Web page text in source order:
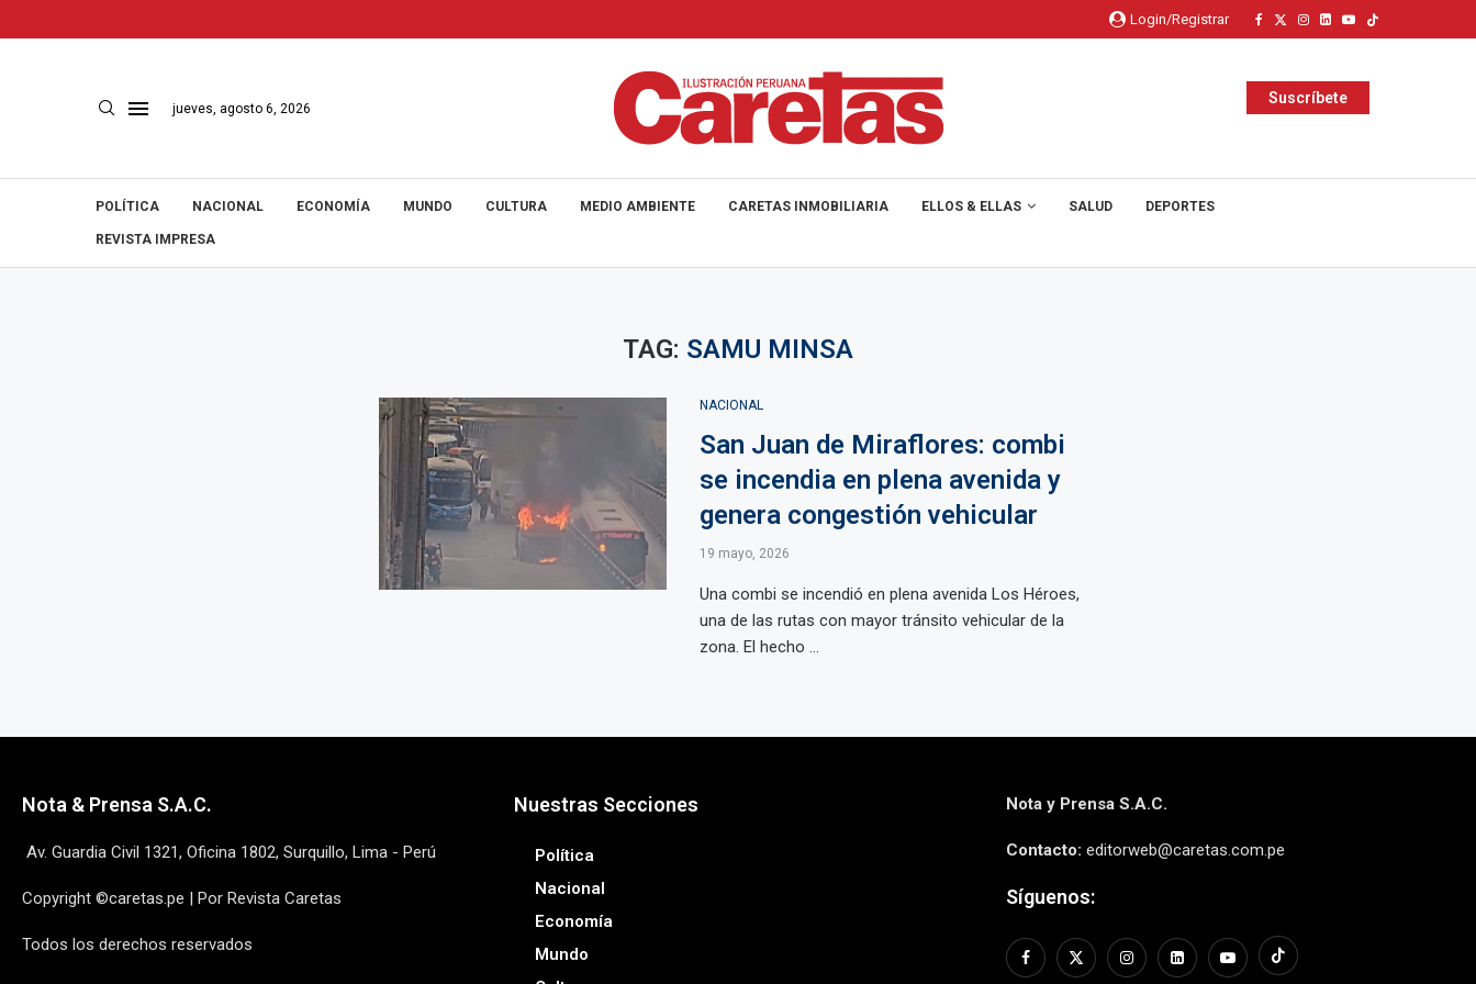
Login/Registrar
jueves, agosto 6, 2026
Suscríbete
POLÍTICA NACIONAL ECONOMÍA MUNDO CULTURA MEDIO AMBIENTE CARETAS INMOBILIARIA ELLOS & ELLAS SALUD DEPORTES
REVISTA IMPRESA
TAG: SAMU MINSA
NACIONAL
San Juan de Miraflores: combi
se incendia en plena avenida y
genera congestión vehicular
19 mayo, 2026
Una combi se incendió en plena avenida Los Héroes,
una de las rutas con mayor tránsito vehicular de la
zona. El hecho ...
Nota & Prensa S.A.C.
Av. Guardia Civil 1321, Oficina 1802, Surquillo, Lima - Perú
Copyright ©caretas.pe | Por Revista Caretas
Todos los derechos reservados
Nuestras Secciones
Política
Nacional
Economía
Mundo
Nota y Prensa S.A.C.
Contacto: editorweb@caretas.com.pe
Síguenos: